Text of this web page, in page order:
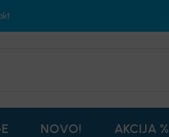
NOVO! AKCIJA %